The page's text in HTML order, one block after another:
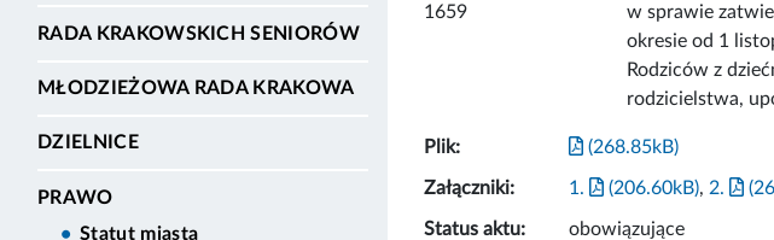
RADA KRAKOWSKICH SENIORÓW
MŁODZIEŻOWA RADA KRAKOWA
DZIELNICE
PRAWO
Statut miasta
1659
w sprawie
okresie od 1
Rodziców z
rodzicielstwa,
Plik: (268.85kB)
Załączniki: 1. (206.60kB), 2.
Status aktu: obowiązujące